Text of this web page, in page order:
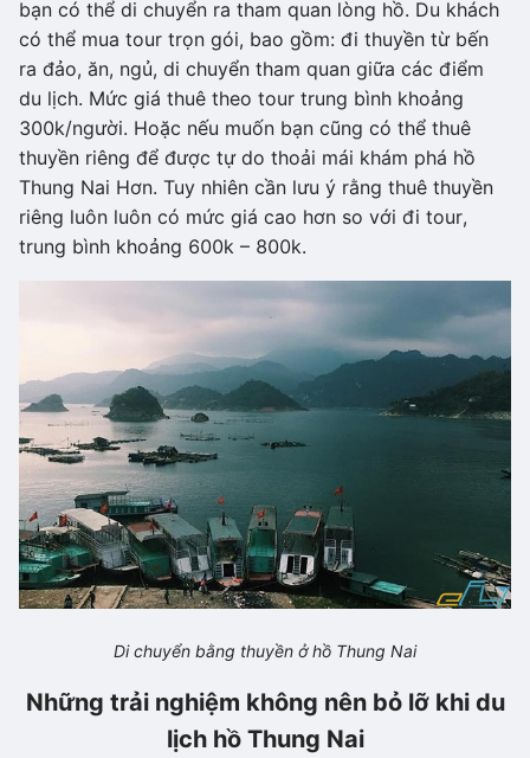
bạn có thể di chuyển ra tham quan lòng hồ. Du khách
có thể mua tour trọn gói, bao gồm: đi thuyền từ bến
ra đảo, ăn, ngủ, di chuyển tham quan giữa các điểm
du lịch. Mức giá thuê theo tour trung bình khoảng
300k/người. Hoặc nếu muốn bạn cũng có thể thuê
thuyền riêng để được tự do thoải mái khám phá hồ
Thung Nai Hơn. Tuy nhiên cần lưu ý rằng thuê thuyền
riêng luôn luôn có mức giá cao hơn so với đi tour,
trung bình khoảng 600k – 800k.
Di chuyển bằng thuyền ở hồ Thung Nai
Những trải nghiệm không nên bỏ lỡ khi du
lịch hồ Thung Nai